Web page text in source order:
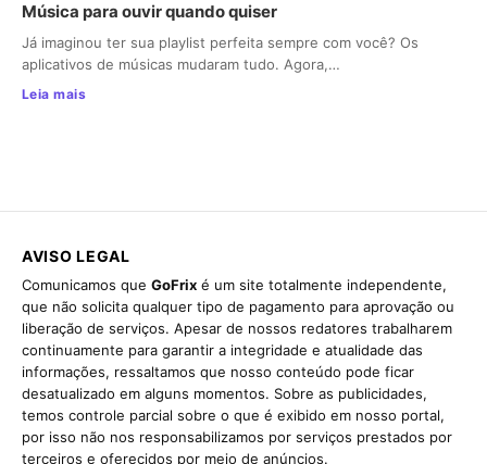
Música para ouvir quando quiser
Já imaginou ter sua playlist perfeita sempre com você? Os
aplicativos de músicas mudaram tudo. Agora,…
Leia mais
AVISO LEGAL
Comunicamos que GoFrix é um site totalmente independente,
que não solicita qualquer tipo de pagamento para aprovação ou
liberação de serviços. Apesar de nossos redatores trabalharem
continuamente para garantir a integridade e atualidade das
informações, ressaltamos que nosso conteúdo pode ficar
desatualizado em alguns momentos. Sobre as publicidades,
temos controle parcial sobre o que é exibido em nosso portal,
por isso não nos responsabilizamos por serviços prestados por
terceiros e oferecidos por meio de anúncios.